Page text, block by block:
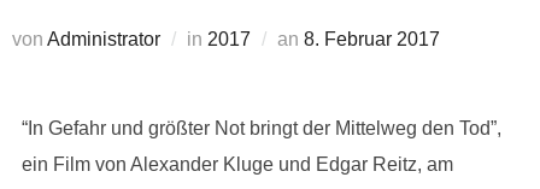
von Administrator in 2017 an Veröffentlicht
8. Februar 2017
“In Gefahr und größter Not bringt der Mittelweg den Tod”,
ein Film von Alexander Kluge und Edgar Reitz, am